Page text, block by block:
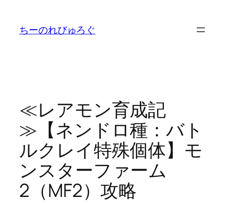
ちーのれびゅろぐ
≪レアモン育成記
≫【ネンドロ種：バト
ルクレイ特殊個体】モ
ンスターファーム
2（MF2）攻略